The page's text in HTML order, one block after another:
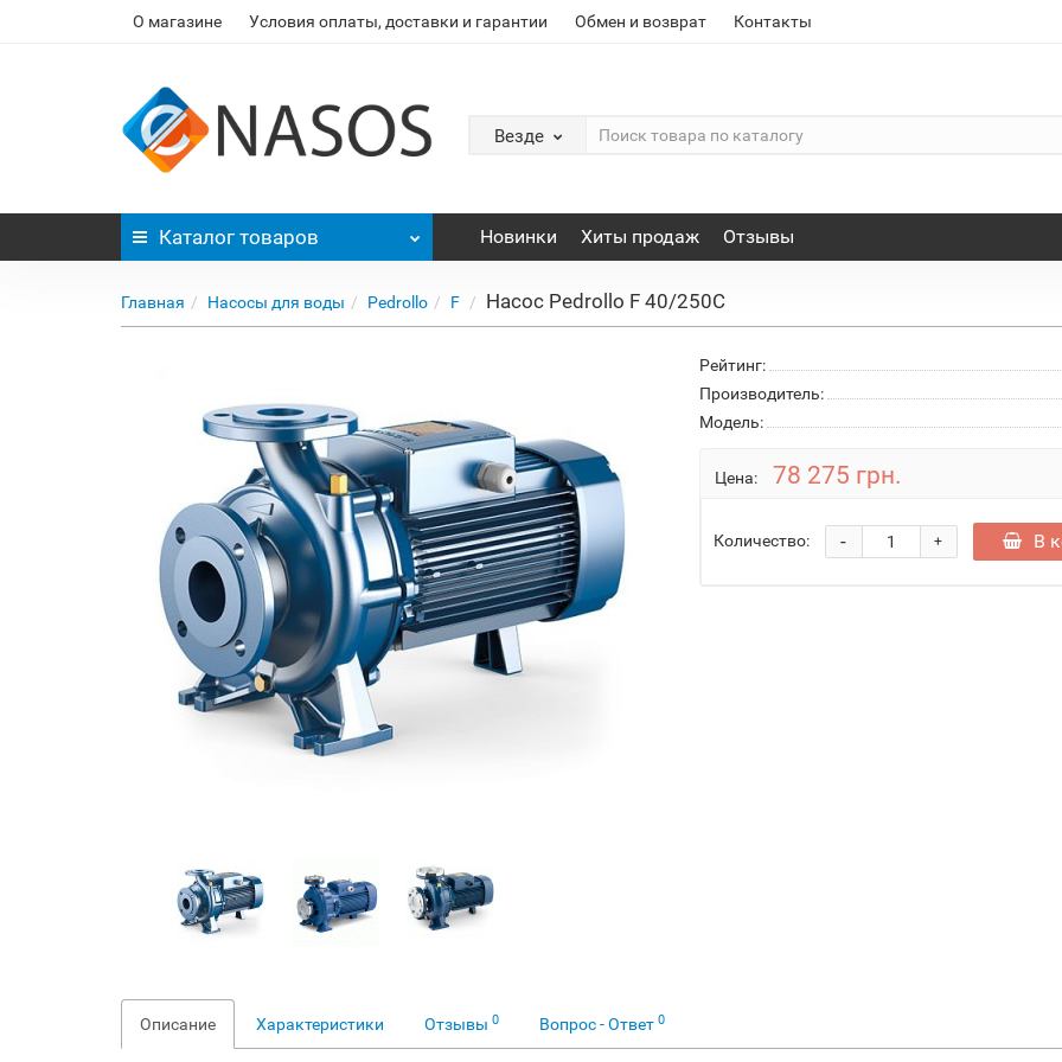
О магазине Условия оплаты, доставки и гарантии Обмен и возврат Контакты
Везде
Каталог товаров Новинки Хиты продаж Отзывы
Главная Насосы для воды Pedrollo F Насос Pedrollo F 40/250C
Рейтинг:
Производитель:
Модель:
Цена: 78 275 грн.
Количество: +
- В
Описание Характеристики Отзывы 0 Вопрос - Ответ 0